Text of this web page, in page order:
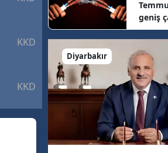
KKD 6.64 km/h
KKD 8.67 km/h
geniş
Diyarbakır